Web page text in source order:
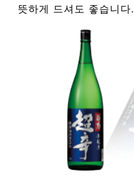
뜻하게 드셔도 좋습니다.